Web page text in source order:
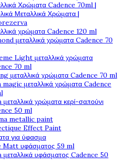
Χρώματα Cadence 70ml |
Μεταλλικά Χρώματα |
χρώματα Cadence 120 ml
μεταλλικά χρώματα Cadence 70
Light μεταλλικά χρώματα
70 ml
μεταλλικά χρώματα Cadence 70 ml
μεταλλικά χρώματα Cadence
χρώματα κερί-σαπούνι
50 ml
metallic paint
Effect Paint
για ύφασμα
Matt υφάσματος 59 ml
υφάσματος Cadence 50